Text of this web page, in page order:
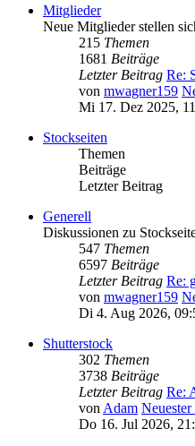
Mitglieder
Neue Mitglieder stellen
215 Themen
1681 Beiträge
Letzter Beitrag Re:
von mwagner159
Mi 17. Dez 2025,
Stockseiten
Themen
Beiträge
Letzter Beitrag
Generell
Diskussionen zu
547 Themen
6597 Beiträge
Letzter Beitrag Re:
von mwagner159
Di 4. Aug 2026,
Shutterstock
302 Themen
3738 Beiträge
Letzter Beitrag Re:
vonAdam
Do 16. Jul 2026,